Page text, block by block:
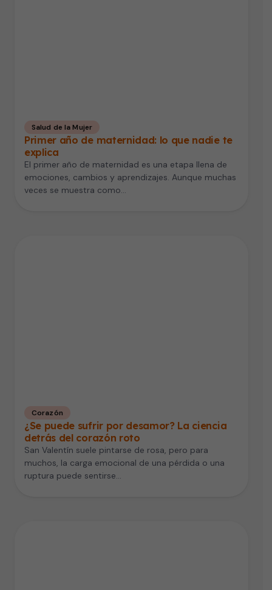
Salud de la Mujer
Primer año de maternidad: lo que nadie te
explica
El primer año de maternidad es una etapa llena de
emociones, cambios y aprendizajes. Aunque muchas
veces se muestra como…
Corazón
¿Se puede sufrir por desamor? La ciencia
detrás del corazón roto
San Valentín suele pintarse de rosa, pero para
muchos, la carga emocional de una pérdida o una
ruptura puede sentirse…